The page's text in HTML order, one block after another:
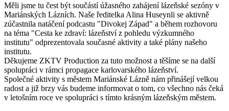
Měli jsme tu čest být součástí úžasného zahájení lázeňské sezóny v
Mariánských Lázních. Naše ředitelka Alina Huseynli se aktivně
zúčastnila natáčení podcastu "Divokej Západ" a během rozhovoru
na téma "Cesta ke zdraví: lázeňství z pohledu výzkumného
institutu" odprezentovala současné aktivity a také plány našeho
institutu.
Děkujeme ZKTV Production za tuto možnost a těšíme se na další
spolupráci v rámci propagace karlovarského lázeňství.
Společné aktivity s městem Mariánské Lázně nám přinášejí velkou
radost a již brzy vás budeme informovat o tom, co všechno nás čeká
v letošním roce ve spolupráci s tímto krásným lázeňským městem.